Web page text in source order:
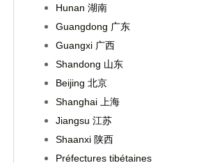
Hunan 湖南
Guangdong 广东
Guangxi 广西
Shandong 山东
Beijing 北京
Shanghai 上海
Jiangsu 江苏
Shaanxi 陕西
Préfectures tibétaines